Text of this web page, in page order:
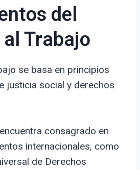
del
Trabajo
se basa en principios
justicia social y derechos
consagrado en
internacionales, como
de Derechos